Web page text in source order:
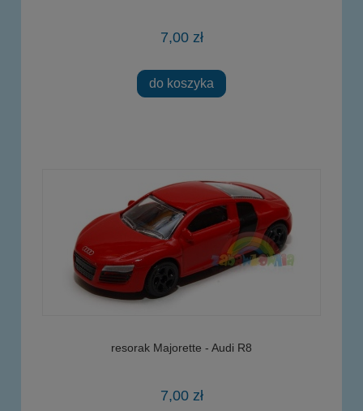
7,00 zł
do koszyka
resorak Majorette - Audi R8
7,00 zł